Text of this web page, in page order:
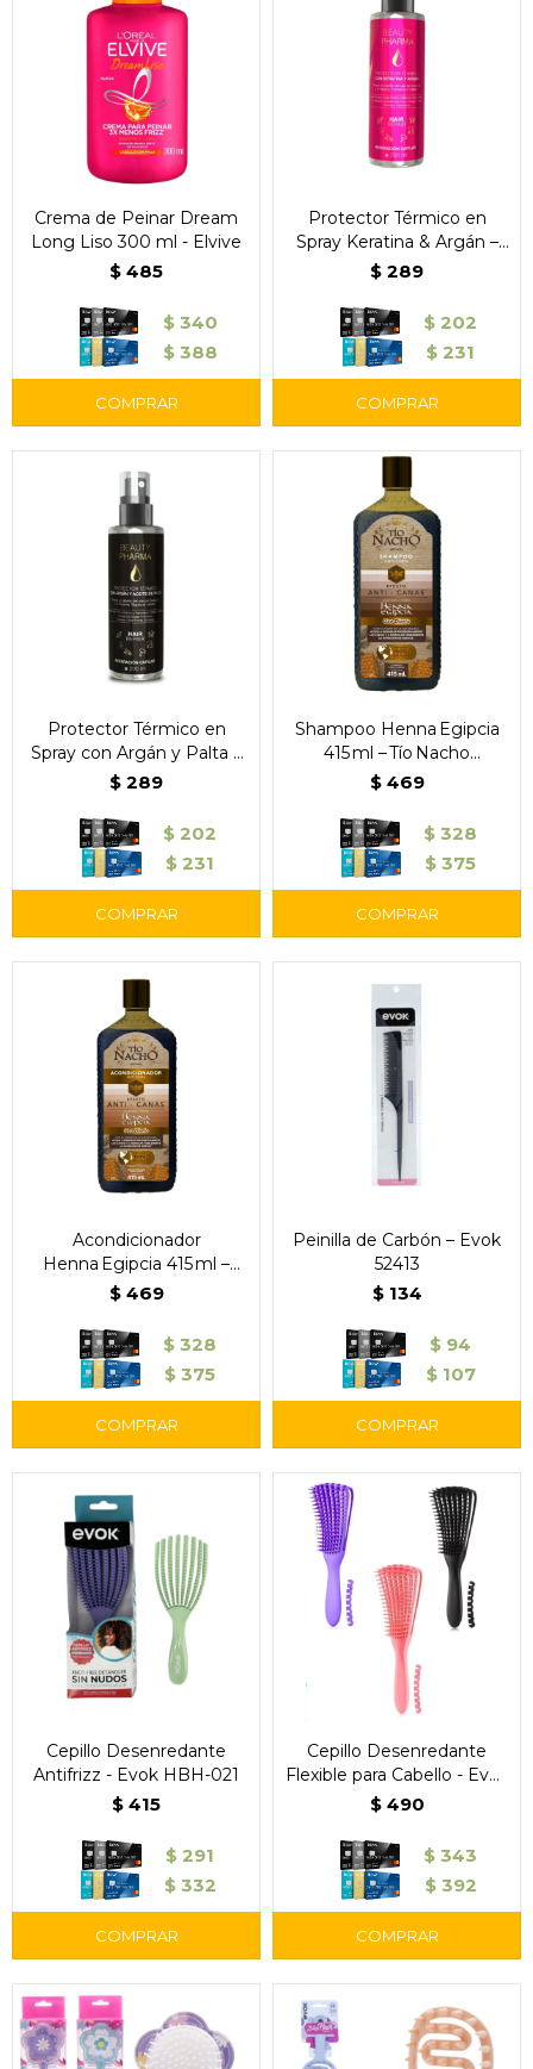
Crema de Peinar Dream
Long Liso 300 ml - Elvive
$ 485
$ 340
$ 388
Protector Térmico en
Spray Keratina & Argán –
Beauty Pharma
$ 289
$ 202
$ 231
Protector Térmico en
Spray con Argán y Palta –
Beauty Pharma
$ 289
$ 202
$ 231
Shampoo Henna Egipcia
415 ml – Tío Nacho
Anti‑Canas
$ 469
$ 328
$ 375
Acondicionador
Henna Egipcia 415 ml –
Tío Nacho Anti‑Canas
$ 469
$ 328
$ 375
Peinilla de Carbón – Evok
52413
$ 134
$ 94
$ 107
Cepillo Desenredante
Antifrizz - Evok HBH-021
$ 415
$ 291
$ 332
Cepillo Desenredante
Flexible para Cabello - Evok
HBH-001
$ 490
$ 343
$ 392